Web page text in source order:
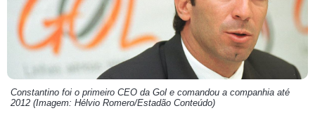
Constantino foi o primeiro CEO da Gol e comandou a companhia até
2012 (Imagem: Hélvio Romero/Estadão Conteúdo)